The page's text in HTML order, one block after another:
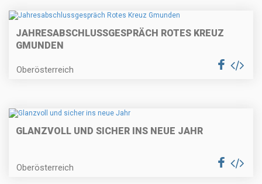
JAHRESABSCHLUSSGESPRÄCH ROTES KREUZ
GMUNDEN
Oberösterreich
GLANZVOLL UND SICHER INS NEUE JAHR
Oberösterreich